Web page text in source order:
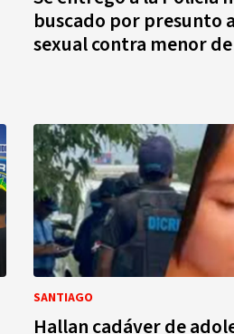
buscado por presunto
sexual contra menor
SANTIAGO
Hallan cadáver de